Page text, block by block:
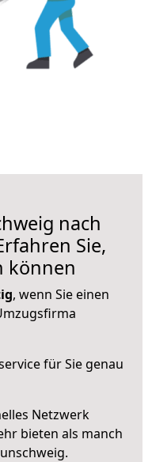
nach
Sie,
können
, wenn Sie einen
für Sie genau
Netzwerk
bieten als manch